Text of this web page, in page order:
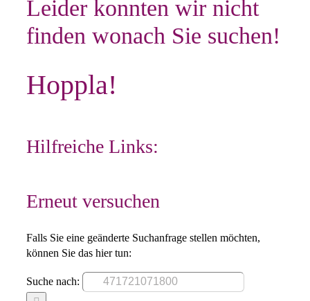
Leider konnten wir nicht
finden wonach Sie suchen!
Hoppla!
Hilfreiche Links:
Erneut versuchen
Falls Sie eine geänderte Suchanfrage stellen möchten,
können Sie das hier tun:
Suche nach: